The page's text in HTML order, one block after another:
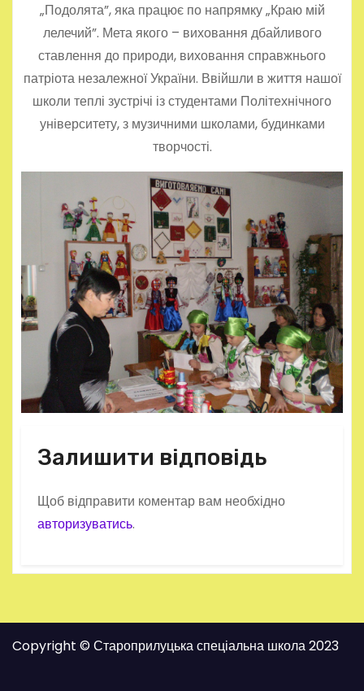
„Подолята”, яка працює по напрямку „Краю мій
лелечий”. Мета якого – виховання дбайливого
ставлення до природи, виховання справжнього
патріота незалежної України. Ввійшли в життя нашої
школи теплі зустрічі із студентами Політехнічного
університету, з музичними школами, будинками
творчості.
Залишити відповідь
Щоб відправити коментар вам необхідно
авторизуватись.
Copyright © Староприлуцька спеціальна школа 2023